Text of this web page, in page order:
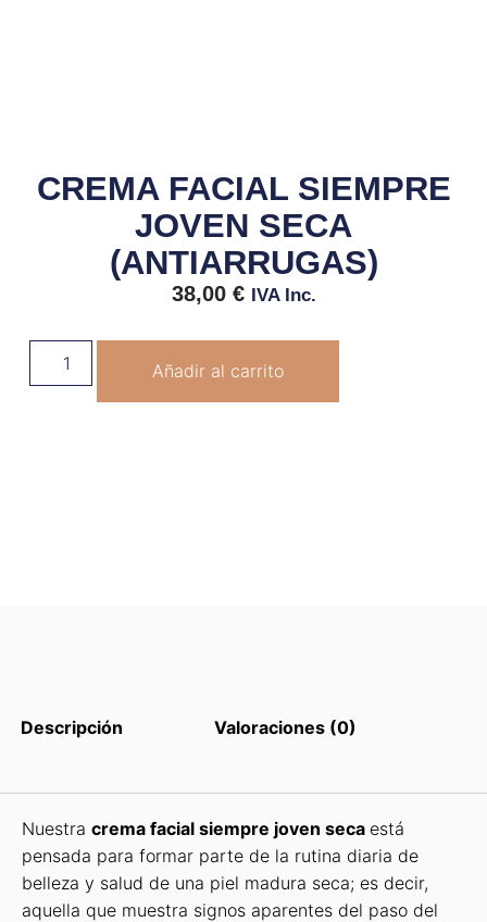
CREMA FACIAL SIEMPRE
JOVEN SECA
(ANTIARRUGAS)
38,00 € IVA Inc.
Añadir al carrito
Descripción Valoraciones (0)
Nuestra crema facial siempre joven seca está
pensada para formar parte de la rutina diaria de
belleza y salud de una piel madura seca; es decir,
aquella que muestra signos aparentes del paso del